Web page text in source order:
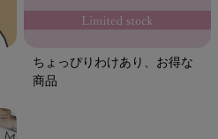
ちょっぴりわけあり、お得な
商品